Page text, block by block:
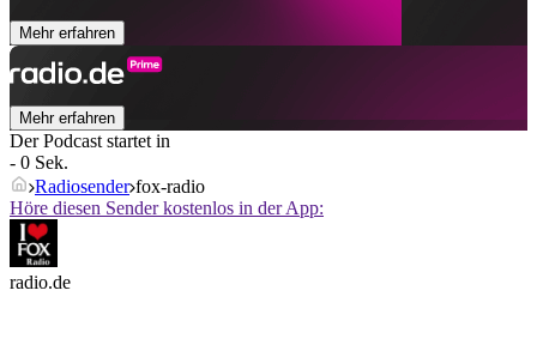
Mehr erfahren
Mehr erfahren
Der Podcast startet in
- 0 Sek.
Radiosender fox-radio
Höre diesen Sender kostenlos in der App:
radio.de